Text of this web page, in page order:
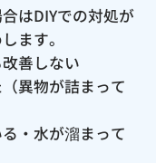
はDIYでの対処が
ます。
善しない
異物が詰まって
・水が溜まって